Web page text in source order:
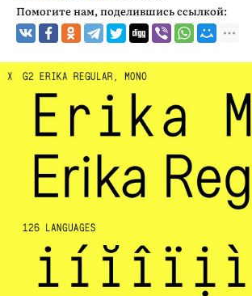
Помогите нам, поделившись ссылкой: